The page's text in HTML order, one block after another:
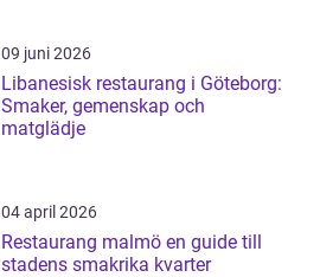
09 juni 2026
Libanesisk restaurang i Göteborg:
Smaker, gemenskap och
matglädje
04 april 2026
Restaurang malmö en guide till
stadens smakrika kvarter